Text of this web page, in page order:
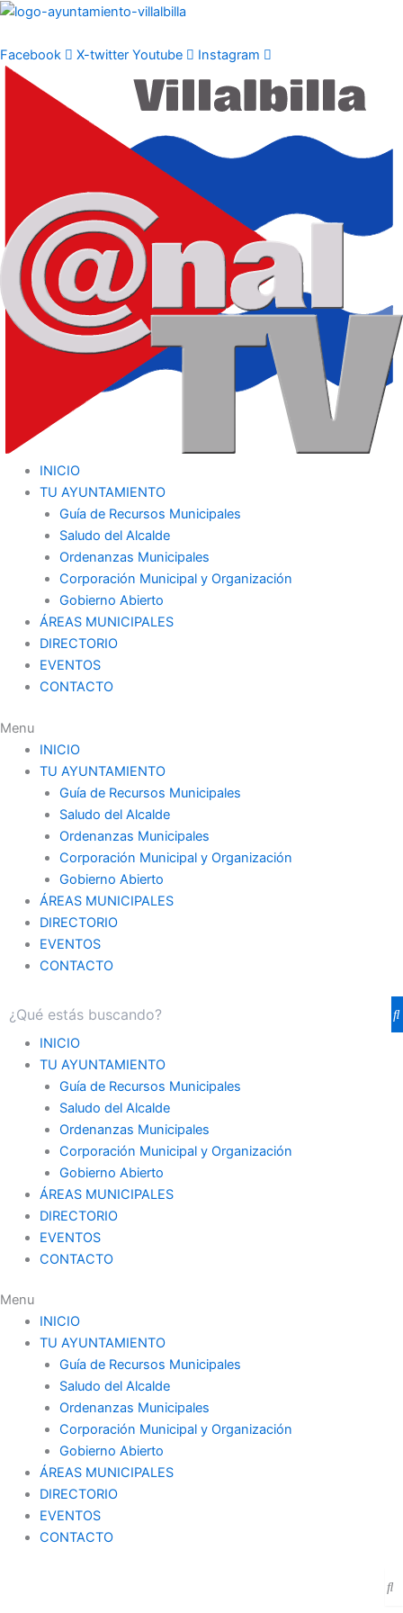
Ir
contenido
Facebook X-twitter Youtube Instagram
INICIO
TU AYUNTAMIENTO
Guía de Recursos Municipales
Saludo del Alcalde
Ordenanzas Municipales
Corporación Municipal y Organización
Gobierno Abierto
ÁREAS MUNICIPALES
DIRECTORIO
EVENTOS
CONTACTO
Menu
INICIO
TU AYUNTAMIENTO
Guía de Recursos Municipales
Saludo del Alcalde
Ordenanzas Municipales
Corporación Municipal y Organización
Gobierno Abierto
ÁREAS MUNICIPALES
DIRECTORIO
EVENTOS
CONTACTO
INICIO
TU AYUNTAMIENTO
Guía de Recursos Municipales
Saludo del Alcalde
Ordenanzas Municipales
Corporación Municipal y Organización
Gobierno Abierto
ÁREAS MUNICIPALES
DIRECTORIO
EVENTOS
CONTACTO
Menu
INICIO
TU AYUNTAMIENTO
Guía de Recursos Municipales
Saludo del Alcalde
Ordenanzas Municipales
Corporación Municipal y Organización
Gobierno Abierto
ÁREAS MUNICIPALES
DIRECTORIO
EVENTOS
CONTACTO